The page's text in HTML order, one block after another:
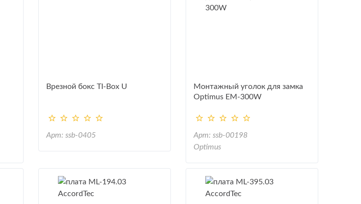
Врезной бокс TI-Box U
Арт: ssb-0405
Монтажный уголок для замка
Optimus EM-300W
Арт: ssb-00198
Optimus